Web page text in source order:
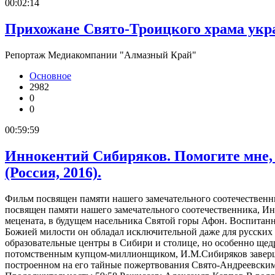
00:02:14
Прихожане Свято-Троицкого храма
Репортаж Медиакомпании "Алмазный Край"
Основное
2982
0
0
00:59:59
Иннокентий Сибиряков. Помогите
(Россия, 2016).
Фильм посвящен памяти нашего замечательного
посвящен памяти нашего замечательного соотечественника,
мецената, в будущем насельника Святой горы Афон.
Божией милости он обладал исключительной даже для
образовательные центры в Сибири и столице, но особенно
потомственным купцом-миллионщиком, И.М.Сибиряков
построенном на его тайные пожертвования Свято-